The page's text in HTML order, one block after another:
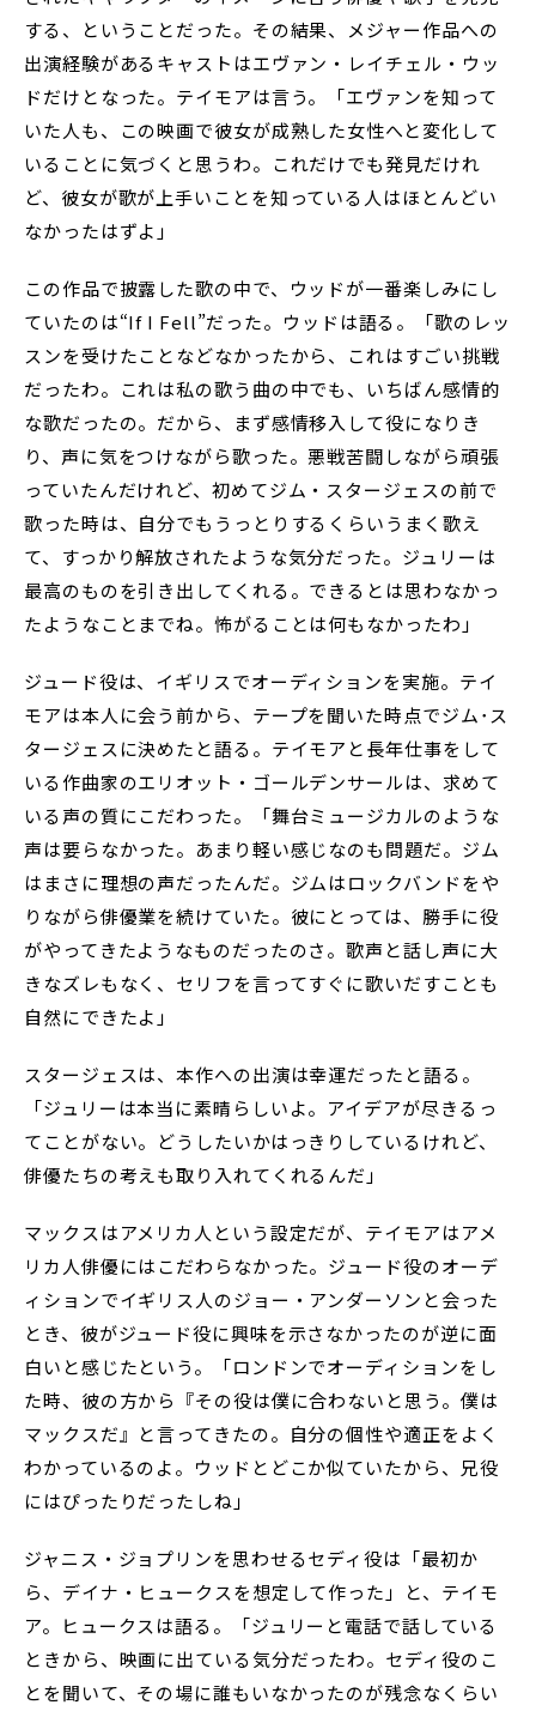
する、ということだった。その結果、メジャー作品への
出演経験があるキャストはエヴァン・レイチェル・ウッ
ドだけとなった。テイモアは言う。「エヴァンを知って
いた人も、この映画で彼女が成熟した女性へと変化して
いることに気づくと思うわ。これだけでも発見だけれ
ど、彼女が歌が上手いことを知っている人はほとんどい
なかったはずよ」
この作品で披露した歌の中で、ウッドが一番楽しみにし
ていたのは“If I Fell”だった。ウッドは語る。「歌のレッ
スンを受けたことなどなかったから、これはすごい挑戦
だったわ。これは私の歌う曲の中でも、いちばん感情的
な歌だったの。だから、まず感情移入して役になりき
り、声に気をつけながら歌った。悪戦苦闘しながら頑張
っていたんだけれど、初めてジム・スタージェスの前で
歌った時は、自分でもうっとりするくらいうまく歌え
て、すっかり解放されたような気分だった。ジュリーは
最高のものを引き出してくれる。できるとは思わなかっ
たようなことまでね。怖がることは何もなかったわ」
ジュード役は、イギリスでオーディションを実施。テイ
モアは本人に会う前から、テープを聞いた時点でジム･ス
タージェスに決めたと語る。テイモアと長年仕事をして
いる作曲家のエリオット・ゴールデンサールは、求めて
いる声の質にこだわった。「舞台ミュージカルのような
声は要らなかった。あまり軽い感じなのも問題だ。ジム
はまさに理想の声だったんだ。ジムはロックバンドをや
りながら俳優業を続けていた。彼にとっては、勝手に役
がやってきたようなものだったのさ。歌声と話し声に大
きなズレもなく、セリフを言ってすぐに歌いだすことも
自然にできたよ」
スタージェスは、本作への出演は幸運だったと語る。
「ジュリーは本当に素晴らしいよ。アイデアが尽きるっ
てことがない。どうしたいかはっきりしているけれど、
俳優たちの考えも取り入れてくれるんだ」
マックスはアメリカ人という設定だが、テイモアはアメ
リカ人俳優にはこだわらなかった。ジュード役のオーデ
ィションでイギリス人のジョー・アンダーソンと会った
とき、彼がジュード役に興味を示さなかったのが逆に面
白いと感じたという。「ロンドンでオーディションをし
た時、彼の方から『その役は僕に合わないと思う。僕は
マックスだ』と言ってきたの。自分の個性や適正をよく
わかっているのよ。ウッドとどこか似ていたから、兄役
にはぴったりだったしね」
ジャニス・ジョプリンを思わせるセディ役は「最初か
ら、デイナ・ヒュークスを想定して作った」と、テイモ
ア。ヒュークスは語る。「ジュリーと電話で話している
ときから、映画に出ている気分だったわ。セディ役のこ
とを聞いて、その場に誰もいなかったのが残念なくらい